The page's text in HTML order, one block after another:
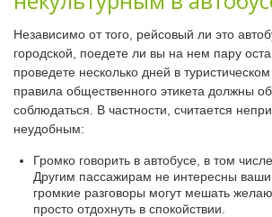
Независимо от того, рейсовый ли это
городской, поедете ли вы на нем пару
проведете несколько дней в
правила общественного этикета должны
соблюдаться. В частности, считается
неудобным:
Громко говорить в автобусе, в том
Другим пассажирам не интересны
громкие разговоры могут мешать
просто отдохнуть в спокойствии.